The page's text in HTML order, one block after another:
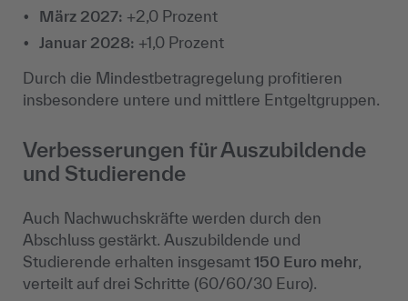
März 2027: +2,0 Prozent
Januar 2028: +1,0 Prozent
Durch die Mindestbetragregelung profitieren
insbesondere untere und mittlere Entgeltgruppen.
Verbesserungen für Auszubildende
und Studierende
Auch Nachwuchskräfte werden durch den
Abschluss gestärkt. Auszubildende und
Studierende erhalten insgesamt 150 Euro mehr,
verteilt auf drei Schritte (60/60/30 Euro).